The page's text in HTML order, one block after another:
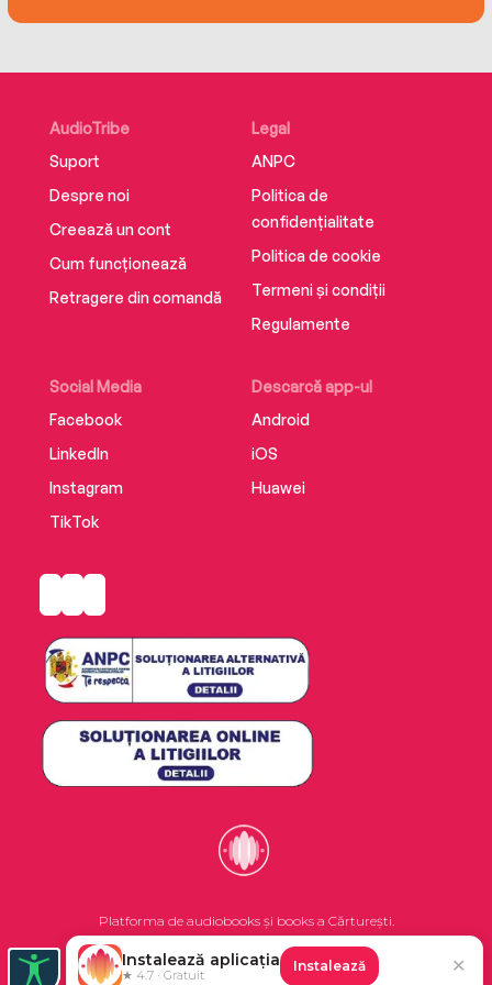
AudioTribe
Suport
Despre noi
Creează un cont
Cum funcționează
Retragere din comandă
Social Media
Facebook
LinkedIn
Instagram
TikTok
Descarcă app-ul
Android
iOS
Huawei
Legal
ANPC
Politica de
confidențialitate
Politica de cookie
Termeni și condiții
Regulamente
Platforma de audiobooks și books a Cărturești.
©2026 Nemo EPG SRL. Toate drepturile rezervate.
Instalează aplicația
★ 4.7 · Gratuit
Instalează ✕